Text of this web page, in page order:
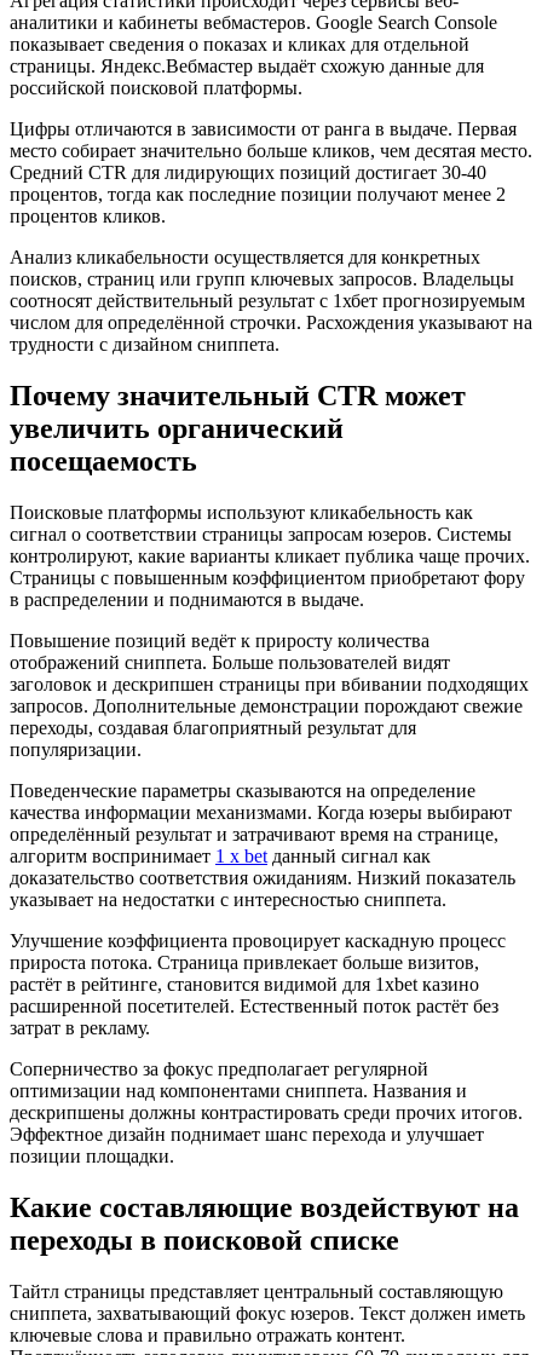
аналитики и кабинеты вебмастеров. Google Search Console
показывает сведения о показах и кликах для отдельной
страницы. Яндекс.Вебмастер выдаёт схожую данные для
российской поисковой платформы.
Цифры отличаются в зависимости от ранга в выдаче. Первая
место собирает значительно больше кликов, чем десятая место.
Средний CTR для лидирующих позиций достигает 30-40
процентов, тогда как последние позиции получают менее 2
процентов кликов.
Анализ кликабельности осуществляется для конкретных
поисков, страниц или групп ключевых запросов. Владельцы
соотносят действительный результат с 1хбет прогнозируемым
числом для определённой строчки. Расхождения указывают на
трудности с дизайном сниппета.
Почему значительный CTR может
увеличить органический
посещаемость
Поисковые платформы используют кликабельность как
сигнал о соответствии страницы запросам юзеров. Системы
контролируют, какие варианты кликает публика чаще прочих.
Страницы с повышенным коэффициентом приобретают фору
в распределении и поднимаются в выдаче.
Повышение позиций ведёт к приросту количества
отображений сниппета. Больше пользователей видят
заголовок и дескрипшен страницы при вбивании подходящих
запросов. Дополнительные демонстрации порождают свежие
переходы, создавая благоприятный результат для
популяризации.
Поведенческие параметры сказываются на определение
качества информации механизмами. Когда юзеры выбирают
определённый результат и затрачивают время на странице,
алгоритм воспринимает 1 x bet данный сигнал как
доказательство соответствия ожиданиям. Низкий показатель
указывает на недостатки с интересностью сниппета.
Улучшение коэффициента провоцирует каскадную процесс
прироста потока. Страница привлекает больше визитов,
растёт в рейтинге, становится видимой для 1xbet казино
расширенной посетителей. Естественный поток растёт без
затрат в рекламу.
Соперничество за фокус предполагает регулярной
оптимизации над компонентами сниппета. Названия и
дескрипшены должны контрастировать среди прочих итогов.
Эффектное дизайн поднимает шанс перехода и улучшает
позиции площадки.
Какие составляющие воздействуют на
переходы в поисковой списке
Тайтл страницы представляет центральный составляющую
сниппета, захватывающий фокус юзеров. Текст должен иметь
ключевые слова и правильно отражать контент.